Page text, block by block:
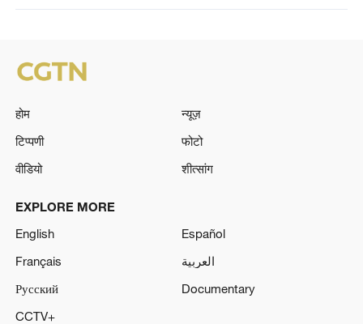
होम
न्यूज़
टिप्पणी
फोटो
वीडियो
शीत्सांग
EXPLORE MORE
English
Español
Français
العربية
Русский
Documentary
CCTV+